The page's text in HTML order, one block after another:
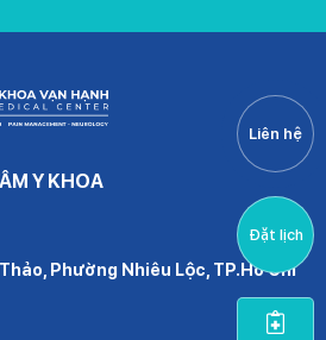
Y KHOA
Phường Nhiêu Lộc, TP.Hồ Chí
Liên hệ
Đặt lịch